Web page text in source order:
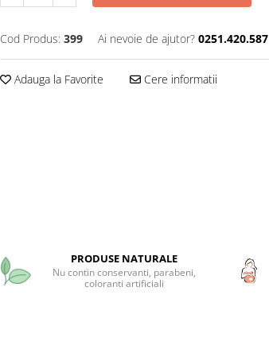
Cod Produs: 399 Ai nevoie de ajutor? 0251.420.587
Adauga la Favorite Cere informatii
PRODUSE NATURALE
Nu contin conservanti, parabeni,
coloranti artificiali